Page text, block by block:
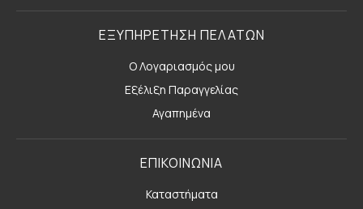
ΕΞΥΠΗΡΕΤΗΣΗ ΠΕΛΑΤΩΝ
Ο Λογαριασμός μου
Εξέλιξη Παραγγελίας
Αγαπημένα
ΕΠΙΚΟΙΝΩΝΙΑ
Καταστήματα